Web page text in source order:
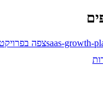
saas-growth-צפה